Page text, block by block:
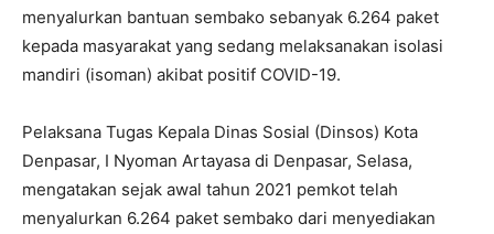
menyalurkan bantuan sembako sebanyak 6.264 paket
kepada masyarakat yang sedang melaksanakan isolasi
mandiri (isoman) akibat positif COVID-19.
Pelaksana Tugas Kepala Dinas Sosial (Dinsos) Kota
Denpasar, I Nyoman Artayasa di Denpasar, Selasa,
mengatakan sejak awal tahun 2021 pemkot telah
menyalurkan 6.264 paket sembako dari menyediakan